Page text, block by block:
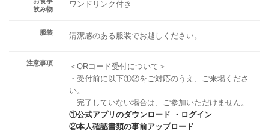
飲み物
ワンドリンク付き
服装 清潔感のある服装でお越しください。
注意事項
＜QRコード受付について＞
・受付前に以下①②をご対応のうえ、ご来場くださ
い。
完了していない場合は、ご参加いただけません。
①公式アプリのダウンロード ・ログイン
②本人確認書類の事前アップロード